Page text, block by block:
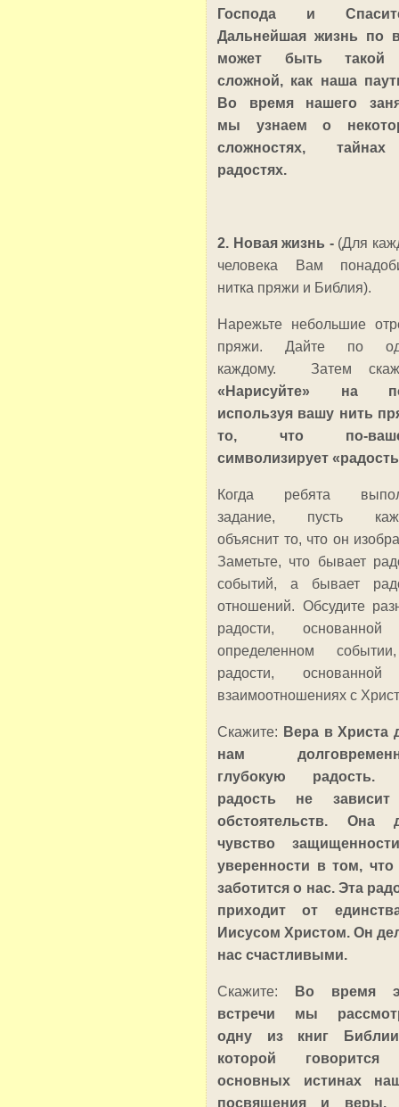
Господа и
Дальнейшая жизнь по
может быть такой
сложной, как наша
Во время нашего
мы узнаем о
сложностях,
радостях.
2. Новая жизнь - (Для
человека Вам
нитка пряжи и Библия).
Нарежьте небольшие
пряжи. Дайте по
каждому. Затем
«Нарисуйте» на
используя вашу нить
то, что по-
символизирует
Когда ребята
задание, пусть
объяснит то, что он
Заметьте, что бывает
событий, а бывает
отношений. Обсудите
радости,
определенном
радости,
взаимоотношениях с
Скажите: Вера в Христа
нам
глубокую радость.
радость не
обстоятельств. Она
чувство
уверенности в том, что
заботится о нас. Эта
приходит от
Иисусом Христом. Он
нас счастливыми.
Скажите:
Во время
встречи мы
одну из книг
которой
основных истинах
посвящения и веры.